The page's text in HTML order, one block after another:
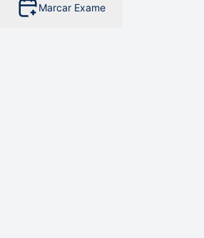
Marcar Exame